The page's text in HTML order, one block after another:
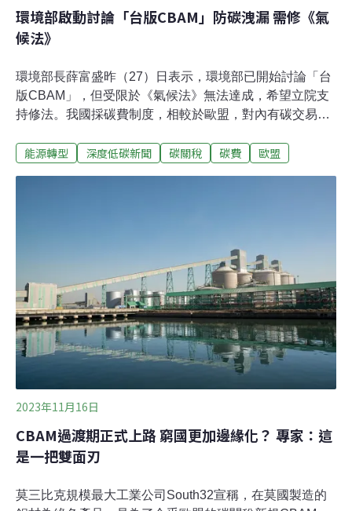
環境部啟動討論「台版CBAM」防碳洩漏 需修《氣
候法》
環境部長薛富盛昨（27）日表示，環境部已開始討論「台
版CBAM」，但受限於《氣候法》無法達成，希望立院支
持修法。我國採碳費制度，相較於歐盟，對內有碳交易系
國進口的貨物不用繳交碳關稅，出口至歐盟的商品卻要取
全球或區域額外排碳被稱作「碳洩漏」（carbon
leakage）。民進黨立委洪申翰質詢時表示，歐盟ETS雖
給予企業免費配額，卻發現碳洩漏及產業公平競爭問題，
才會提出碳邊境調整機制（CBAM），向進口產品課徵碳
關稅。他問薛富盛，我國產業也面臨公平競爭問題，「我
們拿出的對應機制是什麼？」
能源轉型 深度低碳新聞 碳關稅 碳費 歐盟
2023年11月16日
CBAM過渡期正式上路 窮國更加邊緣化？ 專家：這
是一把雙面刃
莫三比克規模最大工業公司South32宣稱，在莫國製造的